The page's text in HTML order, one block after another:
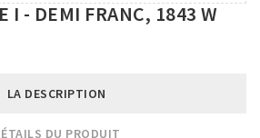
I - DEMI FRANC, 1843 W
LA DESCRIPTION
DU PRODUIT